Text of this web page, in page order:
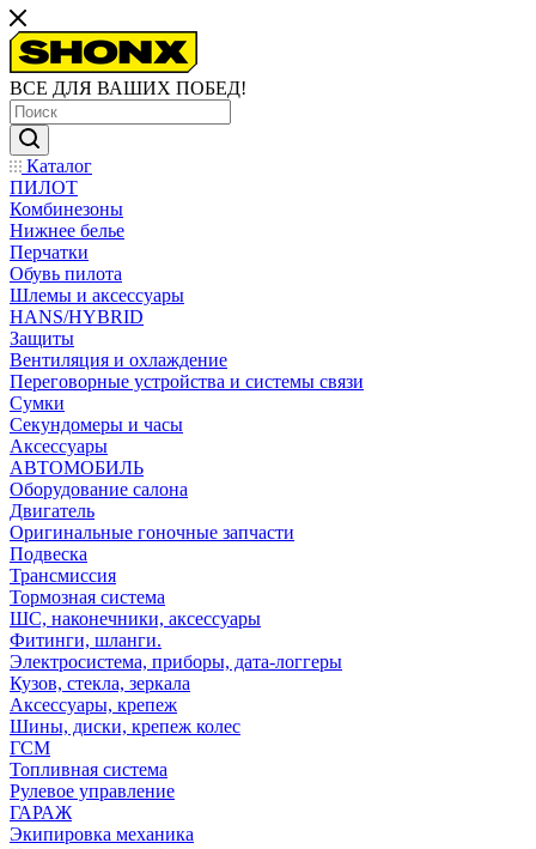
ВСЕ ДЛЯ ВАШИХ ПОБЕД!
Каталог
ПИЛОТ
Комбинезоны
Нижнее белье
Перчатки
Обувь пилота
Шлемы и аксессуары
HANS/HYBRID
Защиты
Вентиляция и охлаждение
Переговорные устройства и системы связи
Сумки
Секундомеры и часы
Аксессуары
АВТОМОБИЛЬ
Оборудование салона
Двигатель
Оригинальные гоночные запчасти
Подвеска
Трансмиссия
Тормозная система
ШС, наконечники, аксессуары
Фитинги, шланги.
Электросистема, приборы, дата-логгеры
Кузов, стекла, зеркала
Аксессуары, крепеж
Шины, диски, крепеж колес
ГСМ
Топливная система
Рулевое управление
ГАРАЖ
Экипировка механика